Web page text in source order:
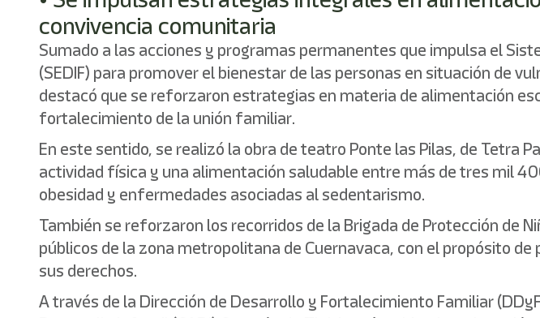
convivencia comunitaria
Sumado a las acciones y programas permanentes que impulsa el
(SEDIF) para promover el bienestar de las personas en situación de
destacó que se reforzaron estrategias en materia de alimentación
fortalecimiento de la unión familiar.
En este sentido, se realizó la obra de teatro Ponte las Pilas, de Tetra
actividad física y una alimentación saludable entre más de tres mil
obesidad y enfermedades asociadas al sedentarismo.
También se reforzaron los recorridos de la Brigada de Protección de
públicos de la zona metropolitana de Cuernavaca, con el propósito
sus derechos.
A través de la Dirección de Desarrollo y Fortalecimiento Familiar